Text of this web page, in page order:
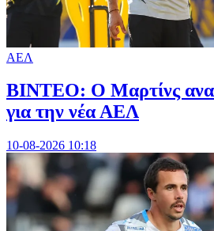
ΑΕΛ
ΒΙΝΤΕΟ: Ο Μαρτίνς
για την νέα ΑΕΛ
10-08-2026 10:18